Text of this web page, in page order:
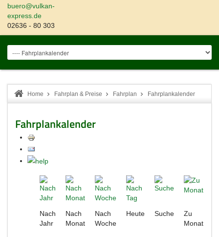
buero@vulkan-
express.de
02636 - 80 303
Home Fahrplan & Preise Fahrplan Fahrplankalender
Fahrplankalender
Nach
Jahr
Nach
Monat
Nach
Woche
Heute Suche
Zu
Monat